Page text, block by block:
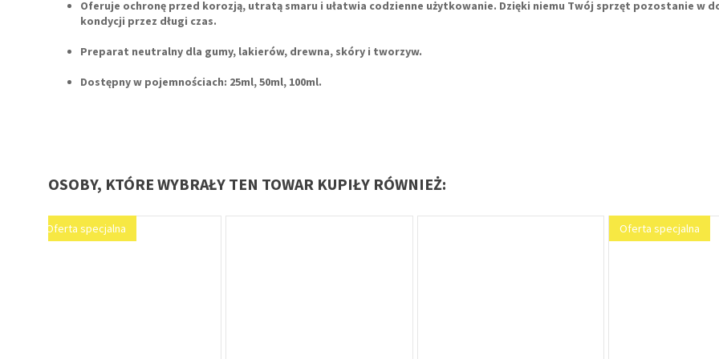
Oferuje ochronę przed korozją, utratą smaru i ułatwia codzienne użytkowanie. Dzięki niemu Twój sprzęt pozostanie w
kondycji przez długi czas.
Preparat neutralny dla gumy, lakierów, drewna, skóry i tworzyw.
Dostępny w pojemnościach: 25ml, 50ml, 100ml.
OSOBY, KTÓRE WYBRAŁY TEN TOWAR KUPIŁY RÓWNIEŻ:
Oferta specjalna